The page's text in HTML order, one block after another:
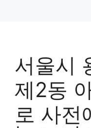
서울시
제2동
로 사전